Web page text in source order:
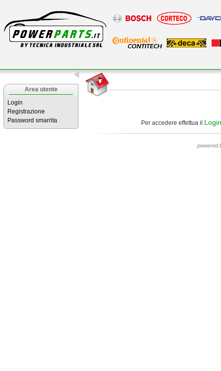
Area utente
Login
Registrazione
Password smarrita
Per accedere effettua il Login
powered